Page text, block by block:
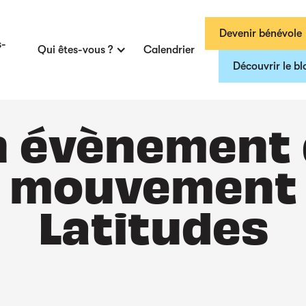
Qui êtes-vous ? Calendrier
Devenir bénévole
Découvrir le
évènement
mouvement
Latitudes